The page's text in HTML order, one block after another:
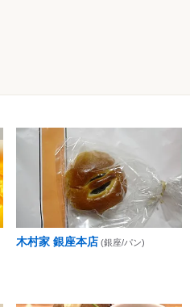
木村家 銀座本店 (銀座/パン)